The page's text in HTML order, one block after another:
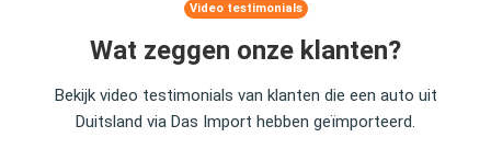
Video testimonials
Wat zeggen onze klanten?
Bekijk video testimonials van klanten die een auto uit
Duitsland via Das Import hebben geïmporteerd.